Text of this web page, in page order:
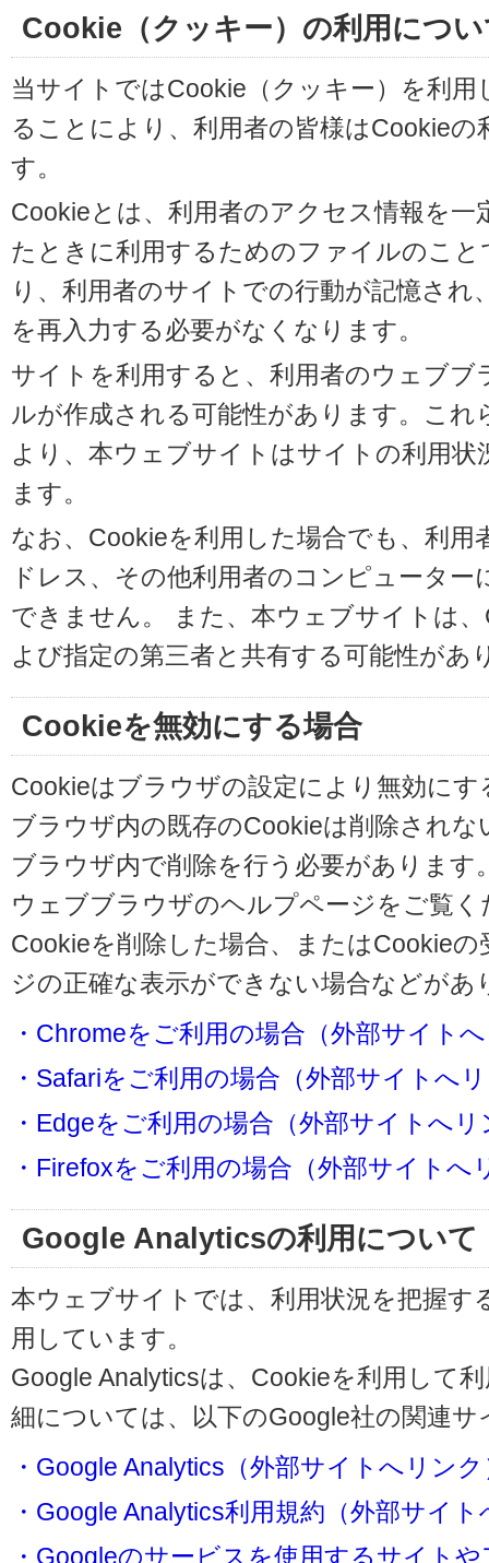
Cookie（クッキー）の利用につ
当サイトではCookie（クッキー）を利
ることにより、利用者の皆様はCookie
す。
Cookieとは、利用者のアクセス情報を
たときに利用するためのファイルのこ
り、利用者のサイトでの行動が記憶さ
を再入力する必要がなくなります。
サイトを利用すると、利用者のウェブ
ルが作成される可能性があります。こ
より、本ウェブサイトはサイトの利用
ます。
なお、Cookieを利用した場合でも、利用
ドレス、その他利用者のコンピュータ
できません。 また、本ウェブサイトは
よび指定の第三者と共有する可能性があ
Cookieを無効にする場合
Cookieはブラウザの設定により無効に
ブラウザ内の既存のCookieは削除され
ブラウザ内で削除を行う必要があります
ウェブブラウザのヘルプページをご覧く
Cookieを削除した場合、またはCookie
ジの正確な表示ができない場合などが
・Chromeをご利用の場合（外部サイト
・Safariをご利用の場合（外部サイトへ
・Edgeをご利用の場合（外部サイトへリ
・Firefoxをご利用の場合（外部サイトへ
Google Analyticsの利用について
本ウェブサイトでは、利用状況を把握す
用しています。
Google Analyticsは、Cookieを利用して
細については、以下のGoogle社の関連
・Google Analytics（外部サイトへリンク
・Google Analytics利用規約（外部サイ
・Googleのサービスを使用するサイト